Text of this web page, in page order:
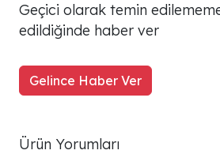
Geçici olarak temin
edildiğinde haber ver
Gelince Haber Ver
Ürün Yorumları